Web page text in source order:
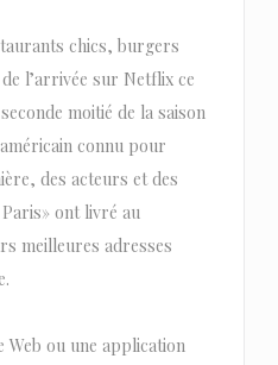
chics, burgers
l’arrivée sur Netflix ce
moitié de la saison
connu pour
des acteurs et des
ont livré au
meilleures adresses
Web ou une application